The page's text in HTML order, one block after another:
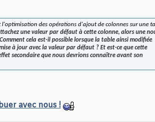
des opérations d'ajout de colonnes sur une
une valeur par défaut à cette colonne, alors une
cela est-il possible lorsque la table ainsi modifiée
à jour avec la valeur par défaut ? Et est-ce que cette
secondaire que nous devrions connaître avant son
avec nous !